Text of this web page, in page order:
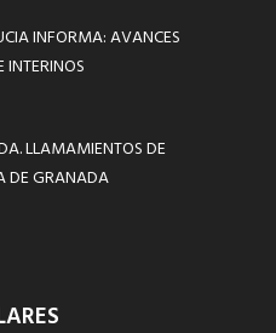
INFORMA: AVANCES
LLAMAMIENTOS DE
DE GRANADA